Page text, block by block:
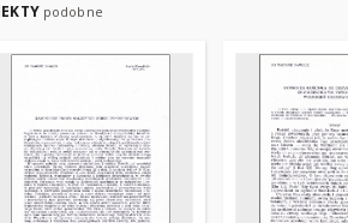
podobne